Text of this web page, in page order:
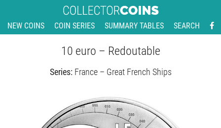
NEW COINS COIN SERIES SUMMARY TABLES SEARCH
10 euro – Redoutable
Series: France – Great French Ships